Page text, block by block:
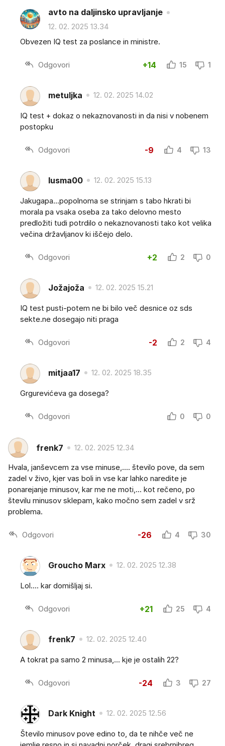
avto na daljinsko upravljanje
12. 02. 2025 13.34
Obvezen IQ test za poslance in ministre.
Odgovori +14 15 1
metuljka 12. 02. 2025 14.02
IQ test + dokaz o nekaznovanosti in da nisi v nobenem
postopku
Odgovori -9 4 13
lusma00 12. 02. 2025 15.13
Jakugapa...popolnoma se strinjam s tabo hkrati bi
morala pa vsaka oseba za tako delovno mesto
predložiti tudi potrdilo o nekaznovanosti tako kot velika
večina državljanov ki iščejo delo.
Odgovori +2 2 0
Jožajoža 12. 02. 2025 15.21
IQ test pusti-potem ne bi bilo več desnice oz sds
sekte.ne dosegajo niti praga
Odgovori -2 2 4
mitjaa17 12. 02. 2025 18.35
Grgurevićeva ga dosega?
Odgovori 0 0
frenk7 12. 02. 2025 12.34
Hvala, janševcem za vse minuse,.... število pove, da sem
zadel v živo, kjer vas boli in vse kar lahko naredite je
ponarejanje minusov, kar me ne moti,... kot rečeno, po
številu minusov sklepam, kako močno sem zadel v srž
problema.
Odgovori -26 4 30
Groucho Marx 12. 02. 2025 12.38
Lol.... kar domišljaj si.
Odgovori +21 25 4
frenk7 12. 02. 2025 12.40
A tokrat pa samo 2 minusa,... kje je ostalih 22?
Odgovori -24 3 27
Dark Knight 12. 02. 2025 12.56
Število minusov pove edino to, da te nihče več ne